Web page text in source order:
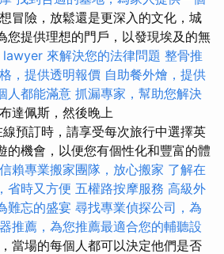
冒險，放鬆還是更深入的文化，城
您提供理想的門戶，以發現埃及的無
來解決您的法律問題 整骨推
，提供透明報價 自助餐外燴，提供
人都能滿意 抓漏專家，幫助您解決
達佩斯，然後晚上
預訂時，請享受每次旅行中選擇英
的機會，以便您有個性化和豐富的體
賴專業搬家團隊，放心搬家 了解在
省時又方便 五權路按摩服務 高級外
難忘的盛宴 尋找專業偵探公司，為
推薦，為您推薦最適合您的輔聽設
當場的每個人都可以決定他們是否